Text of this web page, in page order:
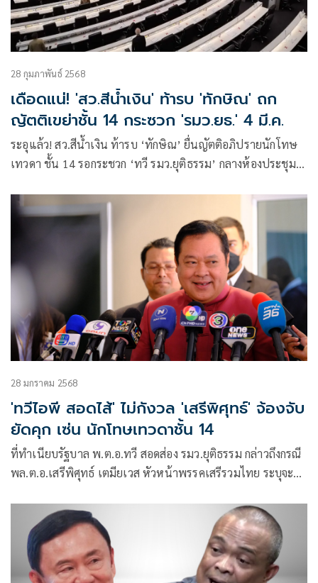
28 กุมภาพันธ์ 2568
เดือดแน่! 'สว.สีน้ำเงิน' ท้ารบ 'ทักษิณ' ถก
ญัตติเขย่าชั้น 14 กระซวก 'รมว.ยธ.' 4 มี.ค.
ระอุแล้ว! สว.สีน้ำเงิน ท้ารบ ‘ทักษิณ’ ยื่นญัตติอภิปรายนักโทษ
เทวดา ชั้น 14 รอกระชวก ‘ทวี รมว.ยุติธรรม’ กลางห้องประชุม 4
เอาด้วย ศึกนี้จบไม่ง่าย
28 มกราคม 2568
'ทวีไอพี สอดไส้' ไม่กังวล 'เสรีพิศุทธ์' จ้องจับ
ยัดคุก เซ่น นักโทษเทวดาชั้น 14
ที่ทำเนียบรัฐบาล พ.ต.อ.ทวี สอดส่อง รมว.ยุติธรรม กล่าวถึงกรณี
พล.ต.อ.เสรีพิศุทธ์ เตมียเวส หัวหน้าพรรคเสรีรวมไทย ระบุจะ